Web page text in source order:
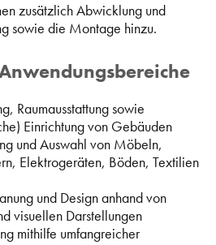
zusätzlich Abwicklung und
sowie die Montage hinzu.
Raumausstattung sowie
Einrichtung von Gebäuden
und Auswahl von Möbeln,
Elektrogeräten, Böden, Textilien
und Design anhand von
visuellen Darstellungen
mithilfe umfangreicher